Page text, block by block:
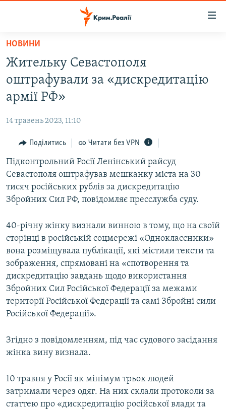
Перейти
основного
матеріалу
Перейти
до
основної
навігації
Перейти
пошуку
ВОДА.КРИМ
ВІДЕО ТА ФОТО
БЛОГИ
ПОГЛЯД
ІНТЕРВ'Ю
СПЕЦПРОЕКТИ
ВІДЕОУРОКИ «ELIFBE»
СВІДЧЕННЯ ОКУПАЦІЇ
УКРАЇНСЬКА ПРОБЛЕМА КРИМУ
ІНФОГРАФІКА
Русский
Qırımtatar
ДОЛУЧАЙСЯ!
Усі сайти RFE/RL
НОВИНИ
Жительку Севастополя
оштрафували за «дискредитацію
армії РФ»
14 травень 2023, 11:10
Поділитись Читати без VPN
Підконтрольний Росії Ленінський райсуд
Севастополя оштрафував мешканку міста на 30
тисяч російських рублів за дискредитацію
Збройних Сил РФ, повідомляє пресслужба суду.
40-річну жінку визнали винною в тому, що на своїй
сторінці в російській соцмережі «Однокласcники»
вона розміщувала публікації, які містили тексти та
зображення, спрямовані на «спотворення та
дискредитацію завдань щодо використання
Збройних Сил Російської Федерації за межами
території Російської Федерації та самі Збройні сили
Російської Федерації».
Згідно з повідомленням, під час судового засідання
жінка вину визнала.
10 травня у Росії як мінімум трьох людей
затримали через одяг. На них склали протоколи за
статтею про «дискредитацію російської влади та